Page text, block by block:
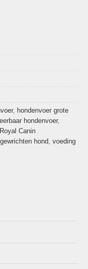
, hondenvoer grote
hondenvoer,
Royal Canin
hond, voeding